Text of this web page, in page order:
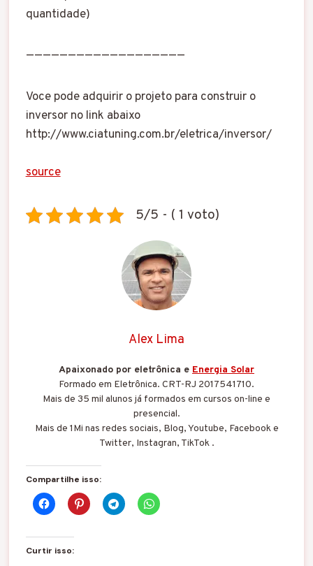
quantidade)
———————————————————
Voce pode adquirir o projeto para construir o
inversor no link abaixo
http://www.ciatuning.com.br/eletrica/inversor/
source
5/5 - ( 1 voto)
Alex Lima
Apaixonado por eletrônica e Energia Solar
Formado em Eletrônica. CRT-RJ 2017541710.
Mais de 35 mil alunos já formados em cursos on-line e
presencial.
Mais de 1Mi nas redes sociais, Blog, Youtube, Facebook e
Twitter, Instagran, TikTok .
Compartilhe isso:
Curtir isso: